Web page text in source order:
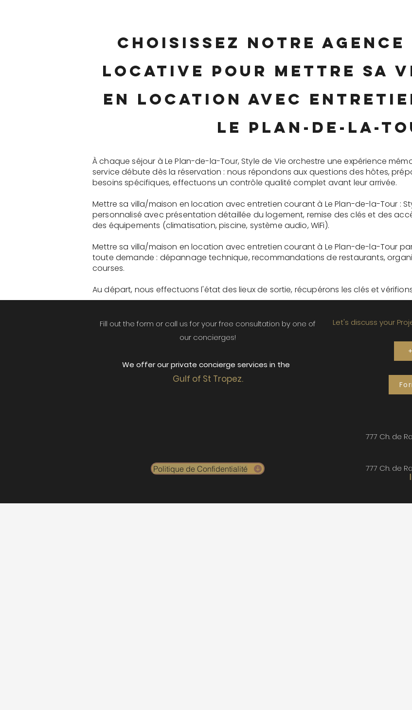
Choisissez notre agence
locative pour mettre sa
en location avec
Le Plan-de-la-
À chaque séjour à Le Plan-de-la-Tour, Style de Vie orchestre une expérience
service débute dès la réservation : nous répondons aux questions des hôtes,
besoins spécifiques, effectuons un contrôle qualité complet avant leur arrivée.
Mettre sa villa/maison en location avec entretien courant à Le Plan-de-la-Tour :
personnalisé avec présentation détaillée du logement, remise des clés et des
des équipements (climatisation, piscine, système audio, WiFi).
Mettre sa villa/maison en location avec entretien courant à Le Plan-de-la-Tour
toute demande : dépannage technique, recommandations de restaurants,
courses.
Au départ, nous effectuons l'état des lieux de sortie, récupérons les clés et
Fill out the form or call us for your free consultation by one of
our concierges!
We offer our private concierge services in the
Gulf of St Tropez.
Politique de Confidentialité
Let's discuss your
777 Ch. de
777 Ch. de